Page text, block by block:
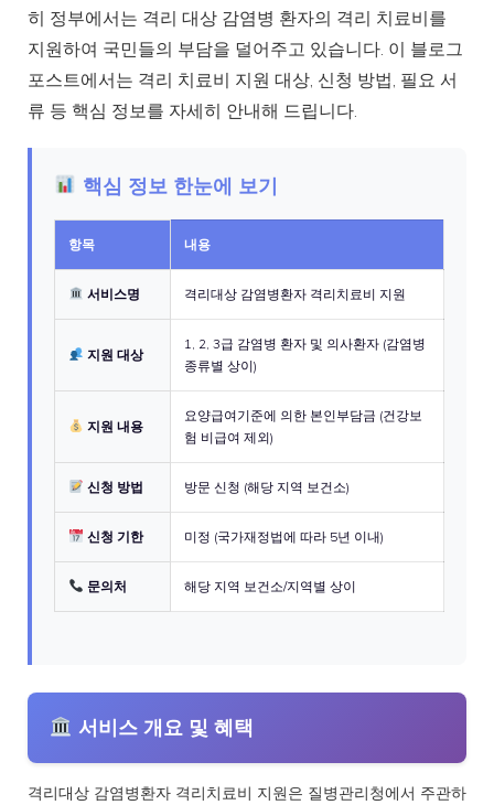
히 정부에서는 격리 대상 감염병 환자의 격리 치료비를
지원하여 국민들의 부담을 덜어주고 있습니다. 이 블로그
포스트에서는 격리 치료비 지원 대상, 신청 방법, 필요 서
류 등 핵심 정보를 자세히 안내해 드립니다.
핵심 정보 한눈에 보기
항목 내용
서비스명 격리대상 감염병환자 격리치료비 지원
지원 대상
1, 2, 3급 감염병 환자 및 의사환자 (감염병
종류별 상이)
지원 내용
요양급여기준에 의한 본인부담금 (건강보
험 비급여 제외)
신청 방법 방문 신청 (해당 지역 보건소)
신청 기한 미정 (국가재정법에 따라 5년 이내)
문의처 해당 지역 보건소/지역별 상이
서비스 개요 및 혜택
격리대상 감염병환자 격리치료비 지원은 질병관리청에서 주관하